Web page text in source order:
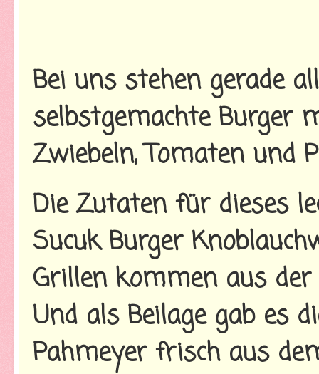
Bei uns stehen gerade
selbstgemachte Burger
Zwiebeln, Tomaten und
Die Zutaten für dieses
Sucuk Burger
Grillen kommen aus
Und als Beilage gab es
Pahmeyer frisch aus